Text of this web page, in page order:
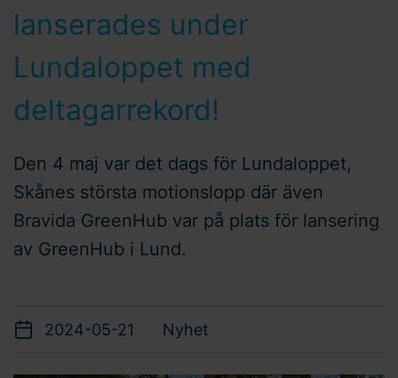
lanserades under
Lundaloppet med
deltagarrekord!
Den 4 maj var det dags för Lundaloppet,
Skånes största motionslopp där även
Bravida GreenHub var på plats för lansering
av GreenHub i Lund.
2024-05-21 Nyhet